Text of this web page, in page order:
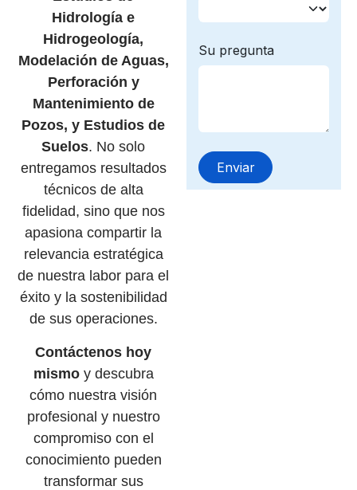
Hidrología e
Hidrogeología,
Modelación de Aguas,
Perforación y
Mantenimiento de
Pozos, y Estudios de
Suelos. No solo
entregamos resultados
técnicos de alta
fidelidad, sino que nos
apasiona compartir la
relevancia estratégica
de nuestra labor para el
éxito y la sostenibilidad
de sus operaciones.
Contáctenos hoy
mismoy descubra
cómo nuestra visión
profesional y nuestro
compromiso con el
conocimiento pueden
transformar sus